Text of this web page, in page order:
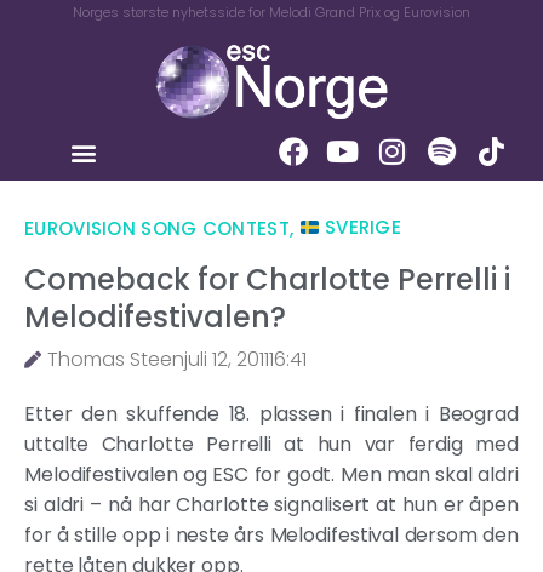
Norges største nyhetsside for Melodi Grand Prix og Eurovision
EUROVISION SONG CONTEST, SVERIGE
Comeback for Charlotte Perrelli i
Melodifestivalen?
Thomas Steenjuli 12, 201116:41
Etter den skuffende 18. plassen i finalen i Beograd
uttalte Charlotte Perrelli at hun var ferdig med
Melodifestivalen og ESC for godt. Men man skal aldri
si aldri – nå har Charlotte signalisert at hun er åpen
for å stille opp i neste års Melodifestival dersom den
rette låten dukker opp.